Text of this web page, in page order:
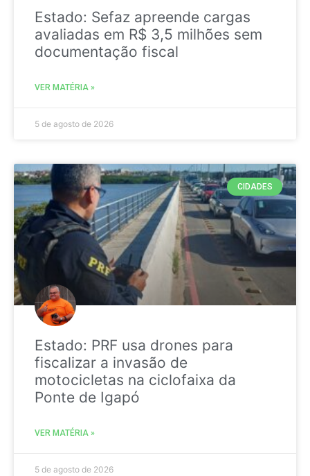
Estado: Sefaz apreende cargas
avaliadas em R$ 3,5 milhões sem
documentação fiscal
VER MATÉRIA »
5 de agosto de 2026
CIDADES
Estado: PRF usa drones para
fiscalizar a invasão de
motocicletas na ciclofaixa da
Ponte de Igapó
VER MATÉRIA »
5 de agosto de 2026